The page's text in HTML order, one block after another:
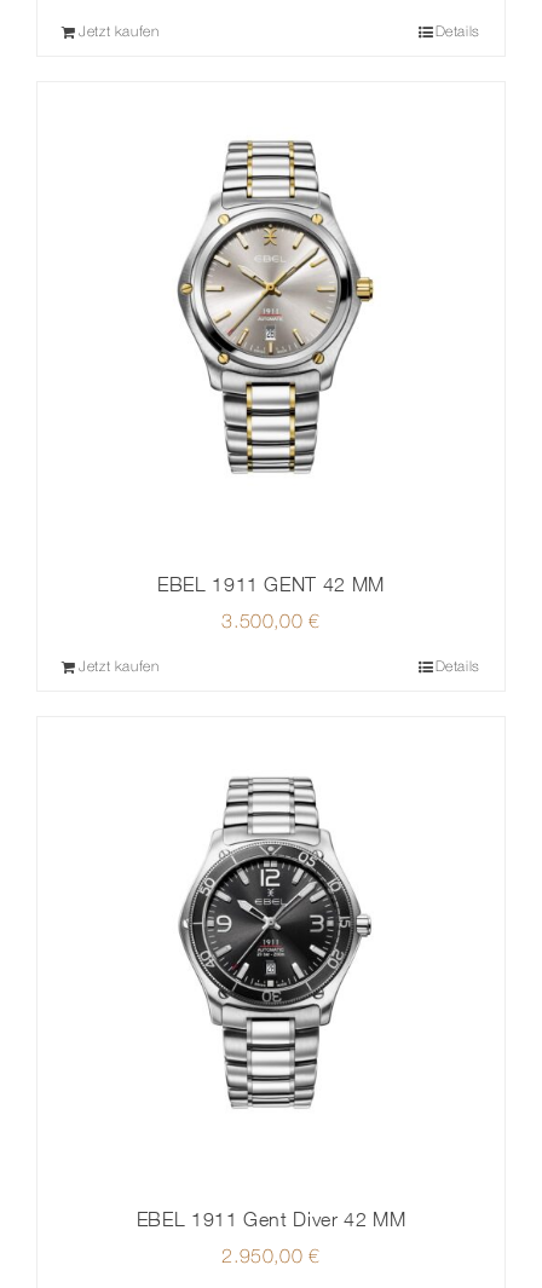
Jetzt kaufen Details
EBEL 1911 GENT 42 MM
3.500,00€
Jetzt kaufen Details
EBEL 1911 Gent Diver 42 MM
2.950,00€